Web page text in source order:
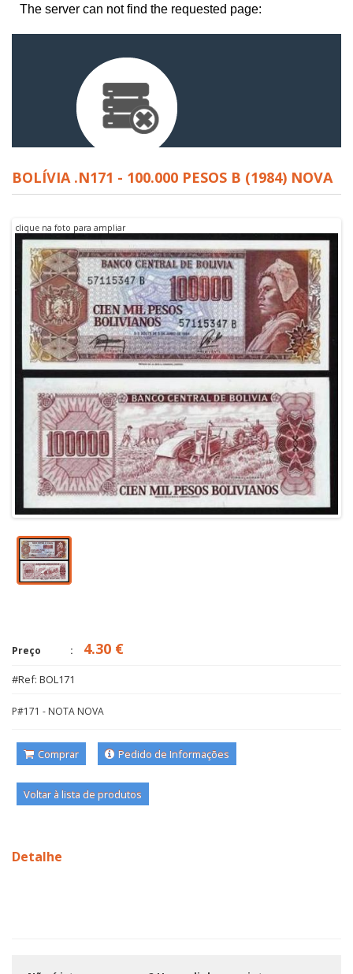
BOLÍVIA .N171 - 100.000 PESOS B (1984) NOVA
clique na foto para ampliar
Preço 4.30 €
#Ref: BOL171
P#171 - NOTA NOVA
Comprar Pedido de Informações
Voltar à lista de produtos
Detalhe